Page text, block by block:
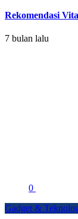
Rekomendasi
7 bulan lalu
0
Gadget &